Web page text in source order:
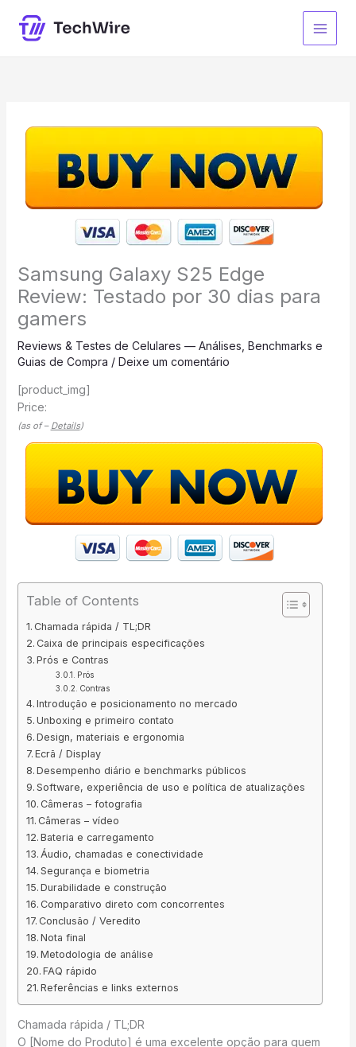
para
Samsung Galaxy S25 Edge
Review: Testado por 30 dias para
gamers
Reviews & Testes de Celulares — Análises, Benchmarks e
Guias de Compra / Deixe um comentário
[product_img]
Price:
(as of – Details)
Table of Contents
Chamada rápida / TL;DR
Caixa de principais especificações
Prós e Contras
Prós
Contras
Introdução e posicionamento no mercado
Unboxing e primeiro contato
Design, materiais e ergonomia
Ecrã / Display
Desempenho diário e benchmarks públicos
Software, experiência de uso e política de atualizações
Câmeras – fotografia
Câmeras – vídeo
Bateria e carregamento
Áudio, chamadas e conectividade
Segurança e biometria
Durabilidade e construção
Comparativo direto com concorrentes
Conclusão / Veredito
Nota final
Metodologia de análise
FAQ rápido
Referências e links externos
Chamada rápida / TL;DR
O [Nome do Produto] é uma excelente opção para quem